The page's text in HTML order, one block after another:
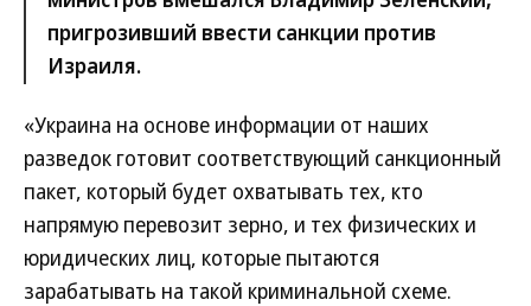
пригрозивший ввести санкции против
Израиля.
«Украина на основе информации от наших
разведок готовит соответствующий санкционный
пакет, который будет охватывать тех, кто
напрямую перевозит зерно, и тех физических и
юридических лиц, которые пытаются
зарабатывать на такой криминальной схеме.